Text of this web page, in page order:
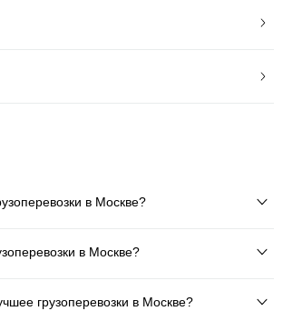
в Москве?
в Москве?
грузоперевозки в Москве?